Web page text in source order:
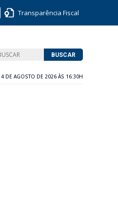
Transparência Fiscal
BUSCAR
4 DE AGOSTO DE 2026 ÀS 16:30H